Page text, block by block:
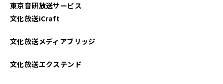
東京音研放送サービス
文化放送iCraft
文化放送メディアブリッジ
文化放送エクステンド